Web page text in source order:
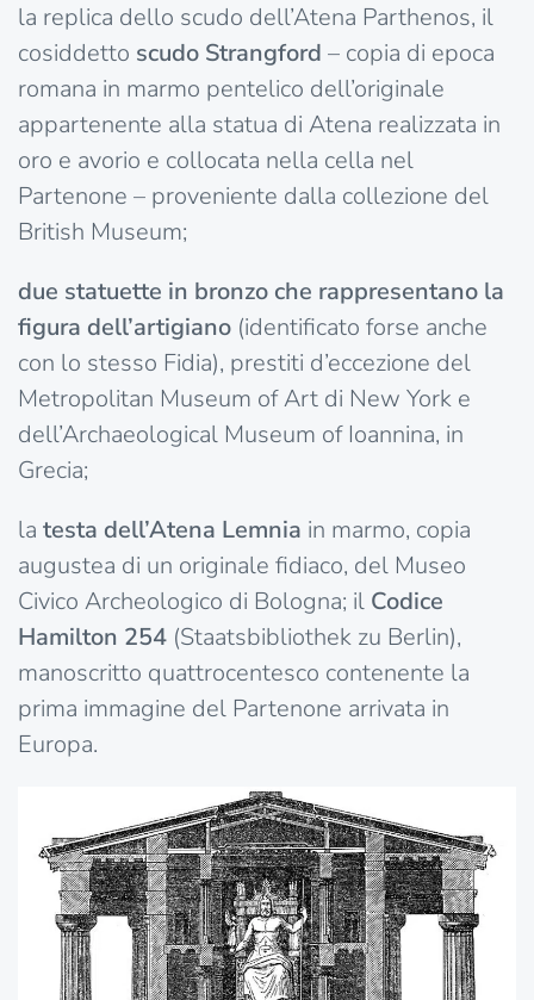
la replica dello scudo dell’Atena Parthenos, il
cosiddetto scudo Strangford – copia di epoca
romana in marmo pentelico dell’originale
appartenente alla statua di Atena realizzata in
oro e avorio e collocata nella cella nel
Partenone – proveniente dalla collezione del
British Museum;
due statuette in bronzo che rappresentano la
figura dell’artigiano (identificato forse anche
con lo stesso Fidia), prestiti d’eccezione del
Metropolitan Museum of Art di New York e
dell’Archaeological Museum of Ioannina, in
Grecia;
la testa dell’Atena Lemnia in marmo, copia
augustea di un originale fidiaco, del Museo
Civico Archeologico di Bologna; il Codice
Hamilton 254 (Staatsbibliothek zu Berlin),
manoscritto quattrocentesco contenente la
prima immagine del Partenone arrivata in
Europa.